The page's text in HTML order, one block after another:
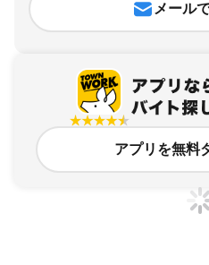
メール
アプリを無料